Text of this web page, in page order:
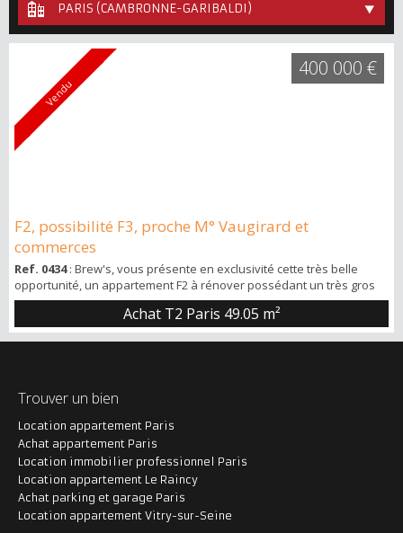
PARIS (CAMBRONNE-GARIBALDI)
Vendu
F2, possibilité F3, proche M° Vaugirard et
commerces
Ref. 0434: Brew's, vous présente en exclusivité cette très belle
opportunité, un appartement F2 à rénover possédant un très gros
potentiel et un plan absolument sans perte. F2 de 49m2 situé au 11
rue Sainte-Félicité dans le 15ème arrondissement, au 1er étage
avec ascenseur d’un immeuble bien entretenu. Sur l’appartement :
Achat T2 Paris 49.05 m²
400 000 €
Trouver un bien
Location appartement Paris
Achat appartement Paris
Location immobilier professionnel Paris
Location appartement Le Raincy
Achat parking et garage Paris
Location appartement Vitry-sur-Seine